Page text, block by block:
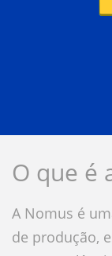
O que é
A Nomus é
de produção,